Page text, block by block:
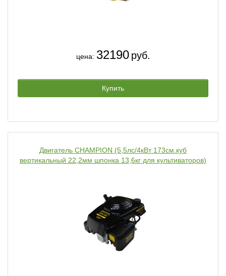
цена: 32190 руб.
Купить
Двигатель CHAMPION (5,5лс/4кВт 173см.куб
вертикальный 22,2мм шпонка 13,6кг для культиваторов)